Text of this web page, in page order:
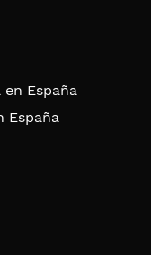
España
España